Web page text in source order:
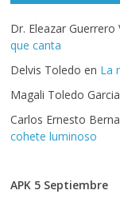
Dr. Eleazar Guerrero
que canta
Delvis Toledo en La
Magali Toledo Garcia
Carlos Ernesto
cohete luminoso
APK 5 Septiembre